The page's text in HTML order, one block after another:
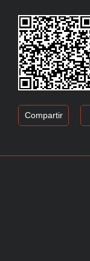
Compartir